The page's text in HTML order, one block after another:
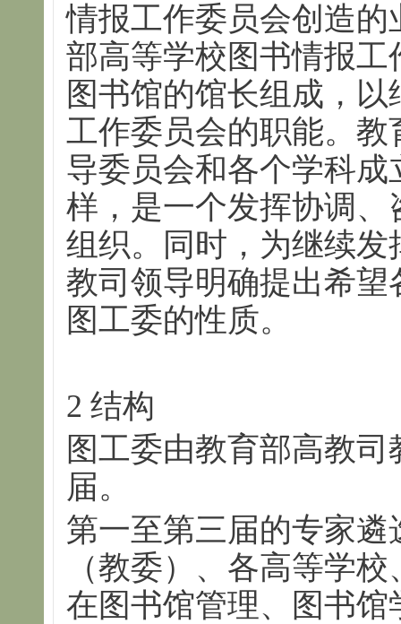
情报工作委员会创造
部高等学校图书情报
图书馆的馆长组成，
工作委员会的职能。
导委员会和各个学科
样，是一个发挥协调
组织。同时，为继续
教司领导明确提出希
图工委的性质。
2 结构
图工委由教育部高教
届。
第一至第三届的专家
（教委）、各高等学
在图书馆管理、图书